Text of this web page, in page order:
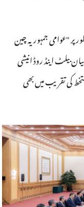
پر "عوامی جمہوریہ چین
بیلٹ اینڈ روڈ انیشی
کی تقریب میں بھی